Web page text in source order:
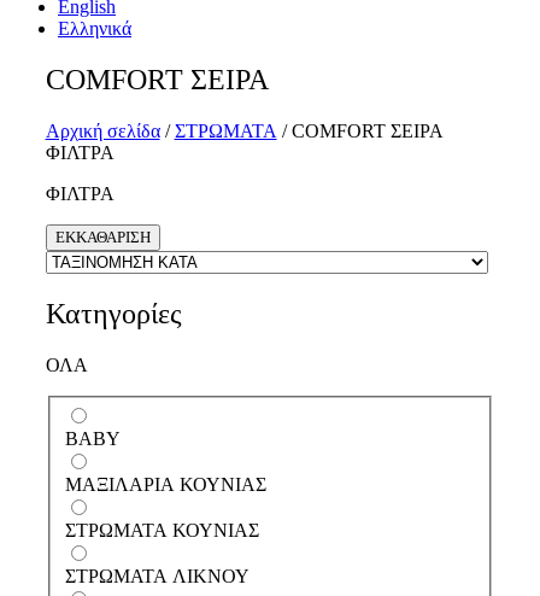
BABY
HOTEL
Αστραία ΙΙ
Φαίδρα
Κύδωνας
Κύδωνας Ηοtel
ΑΝΩΣΤΡΩΜΑΤΑ
ΒΑΣΕΙΣ - ΚΕΦΑΛΑΡΙΑ
ΜΑΞΙΛΑΡΙΑ
ΚΑΛΥΜΜΑΤΑ
English
Ελληνικά
COMFORT ΣΕΙΡΑ
Αρχική σελίδα/ΣΤΡΩΜΑΤΑ / COMFORT ΣΕΙΡΑ
ΦΙΛΤΡΑ
ΦΙΛΤΡΑ
ΕΚΚΑΘΑΡΙΣΗ
Κατηγορίες
ΟΛΑ
BABY
ΜΑΞΙΛΑΡΙΑ ΚΟΥΝΙΑΣ
ΣΤΡΩΜΑΤΑ ΚΟΥΝΙΑΣ
ΣΤΡΩΜΑΤΑ ΛΙΚΝΟΥ